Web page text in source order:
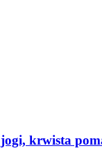
krwista